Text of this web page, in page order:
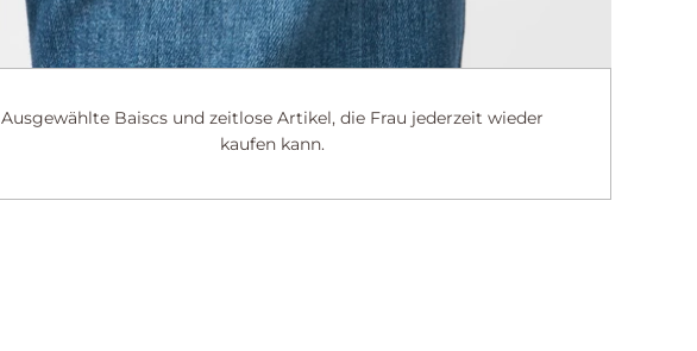
Ausgewählte Baiscs und zeitlose Artikel, die Frau jederzeit wieder
kaufen kann.